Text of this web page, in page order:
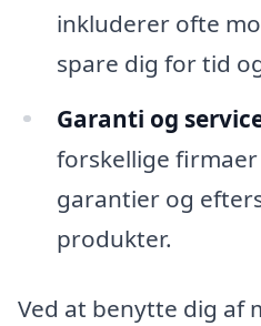
inkluderer ofte
spare dig for tid
Garanti og
forskellige
garantier og
produkter.
Ved at benytte dig af